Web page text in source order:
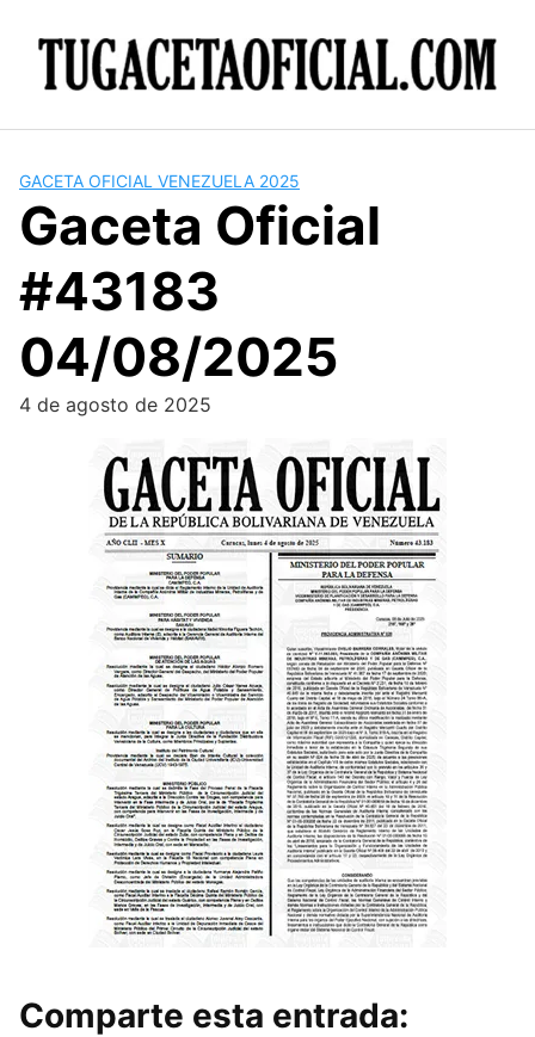
GACETA OFICIAL VENEZUELA 2025
Gaceta Oficial
#43183
04/08/2025
4 de agosto de 2025
Comparte esta entrada: